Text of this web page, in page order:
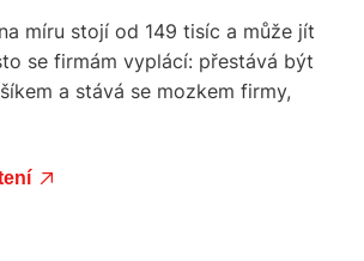
míru stojí od 149 tisíc a může jít
se firmám vyplácí: přestává být
a stává se mozkem firmy,